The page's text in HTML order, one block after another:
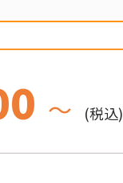
～ (税込)